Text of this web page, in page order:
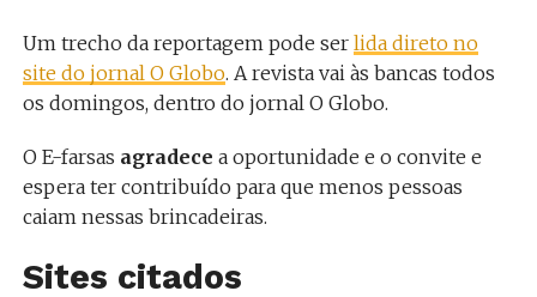
Um trecho da reportagem pode ser lida direto no
site do jornal O Globo. A revista vai às bancas todos
os domingos, dentro do jornal O Globo.
O E-farsas agradece a oportunidade e o convite e
espera ter contribuído para que menos pessoas
caiam nessas brincadeiras.
Sites citados